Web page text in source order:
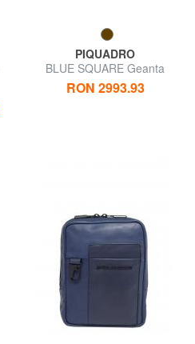
PIQUADRO
BLUE SQUARE Geanta
Doctor din piele
RON 2993.93